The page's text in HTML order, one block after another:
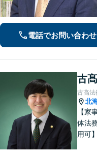
電話でお問い合わせ
古
古高法
北
【家
体法
用可